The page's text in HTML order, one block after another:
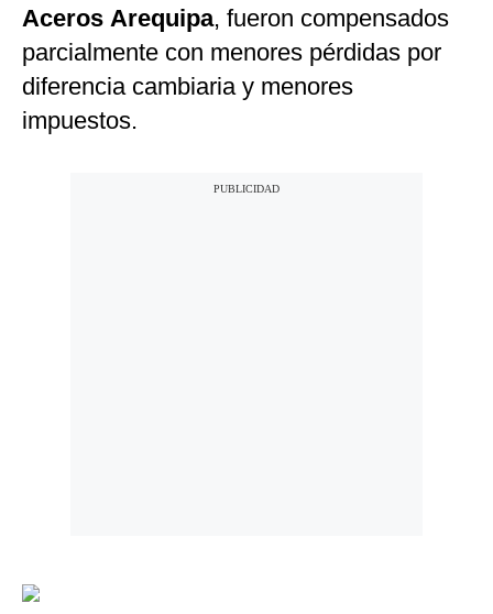
Aceros Arequipa, fueron compensados
parcialmente con menores pérdidas por
diferencia cambiaria y menores
impuestos.